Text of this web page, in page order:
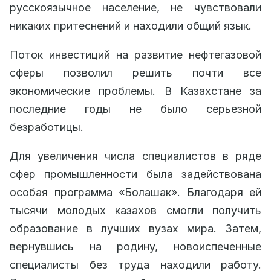
русскоязычное население, не чувствовали
никаких притеснений и находили общий язык.
Поток инвестиций на развитие нефтегазовой
сферы позволил решить почти все
экономические проблемы. В Казахстане за
последние годы не было серьезной
безработицы.
Для увеличения числа специалистов в ряде
сфер промышленности была задействована
особая программа «Болашак». Благодаря ей
тысячи молодых казахов смогли получить
образование в лучших вузах мира. Затем,
вернувшись на родину, новоиспеченные
специалисты без труда находили работу.